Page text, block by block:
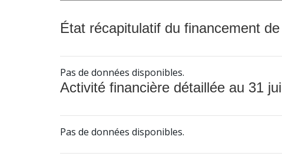
État récapitulatif du financement
Pas de données disponibles.
Activité financière détaillée au 31
Pas de données disponibles.